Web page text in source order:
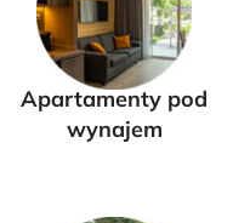
Apartamenty pod
wynajem